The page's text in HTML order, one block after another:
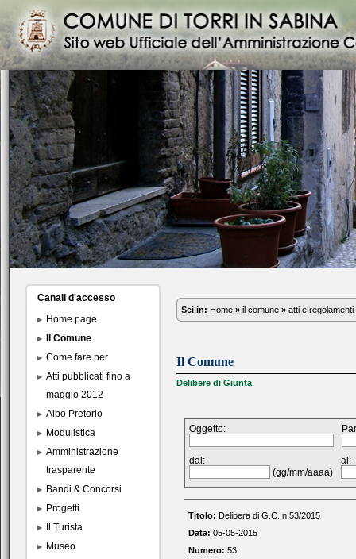
Canali d'accesso
Home page
Il Comune
Come fare per
Atti pubblicati fino a
maggio 2012
Albo Pretorio
Modulistica
Amministrazione
trasparente
Bandi & Concorsi
Progetti
Il Turista
Museo
Sei in: Home » il comune » atti e regolamenti
Il Comune
Delibere di Giunta
Oggetto:
dal:
(gg/mm/aaaa)
al:
Titolo: Delibera di G.C. n.53/2015
Data: 05-05-2015
Numero: 53